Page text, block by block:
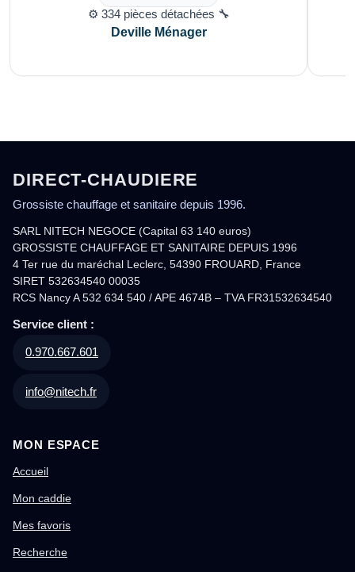
⚙️ 334 pièces détachées 🔧
Deville Ménager
DIRECT-CHAUDIERE
Grossiste chauffage et sanitaire depuis 1996.
SARL NITECH NEGOCE (Capital 63 140 euros)
GROSSISTE CHAUFFAGE ET SANITAIRE DEPUIS 1996
4 Ter rue du maréchal Leclerc, 54390 FROUARD, France
SIRET 532634540 00035
RCS Nancy A 532 634 540 / APE 4674B – TVA FR31532634540
Service client :
0.970.667.601
info@nitech.fr
MON ESPACE
Accueil
Mon caddie
Mes favoris
Recherche